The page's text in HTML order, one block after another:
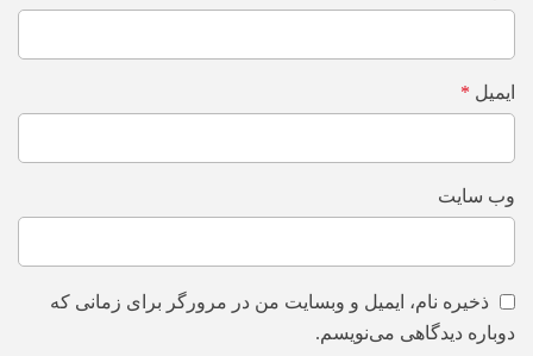
ایمیل *
وب‌ سایت
ذخیره نام، ایمیل و وبسایت من در مرورگر برای زمانی که
دوباره دیدگاهی می‌نویسم.